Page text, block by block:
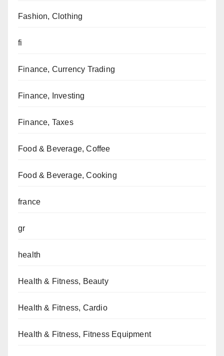
Fashion, Clothing
fi
Finance, Currency Trading
Finance, Investing
Finance, Taxes
Food & Beverage, Coffee
Food & Beverage, Cooking
france
gr
health
Health & Fitness, Beauty
Health & Fitness, Cardio
Health & Fitness, Fitness Equipment